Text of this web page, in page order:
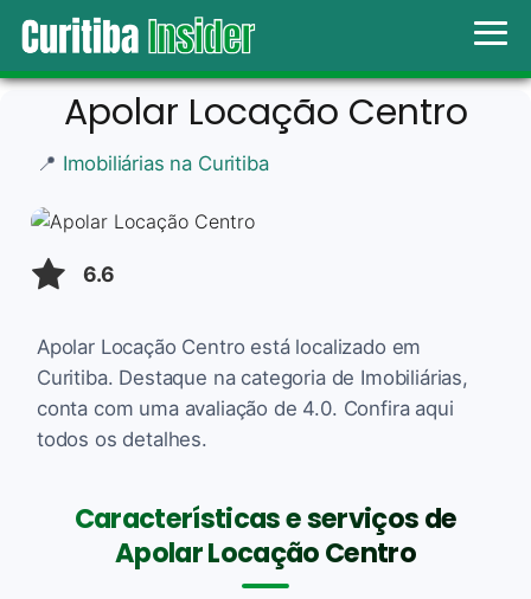
Apolar Locação Centro
📍 Imobiliárias na Curitiba
6.6
Apolar Locação Centro está localizado em
Curitiba. Destaque na categoria de Imobiliárias,
conta com uma avaliação de 4.0. Confira aqui
todos os detalhes.
Características e serviços de
Apolar Locação Centro